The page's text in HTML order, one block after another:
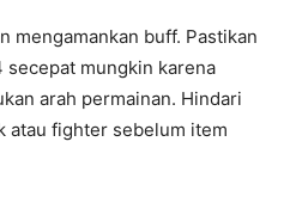
mengamankan buff. Pastikan
secepat mungkin karena
arah permainan. Hindari
atau fighter sebelum item